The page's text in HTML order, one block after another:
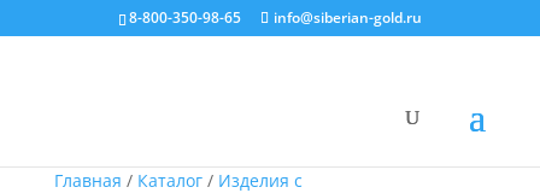
8-800-350-98-65 info@siberian-gold.ru
Главная / Каталог/ Изделия с